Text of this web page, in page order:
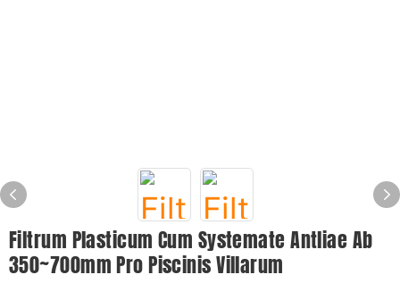
Filtrum Plasticum Cum Systemate Antliae Ab
350~700mm Pro Piscinis Villarum